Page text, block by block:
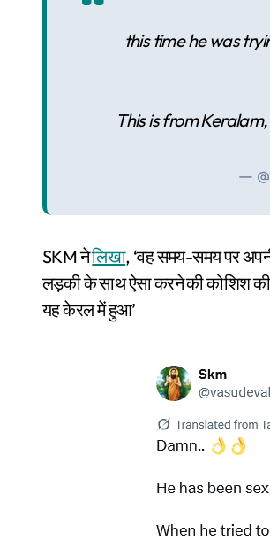
this time he was
This is from
—
SKM नेलिखा, ‘वह समय-समय पर
लड़की के साथ ऐसा करने की कोशिश
यह केरल में हुआ’